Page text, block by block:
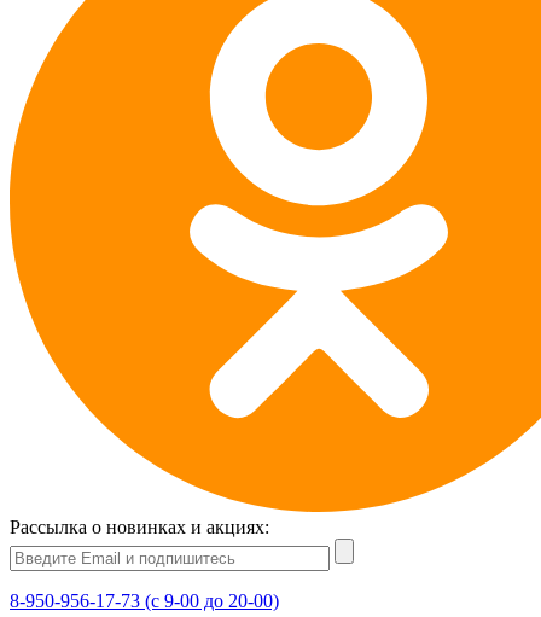
Рассылка о новинках и акциях:
8-950-956-17-73 (с 9-00 до 20-00)